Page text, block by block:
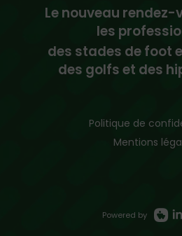
Le nouveau rendez-
les
des stades de foot
des golfs et des
Politique de
Mentions
Powered by